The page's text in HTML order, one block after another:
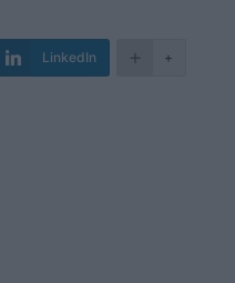
LinkedIn +